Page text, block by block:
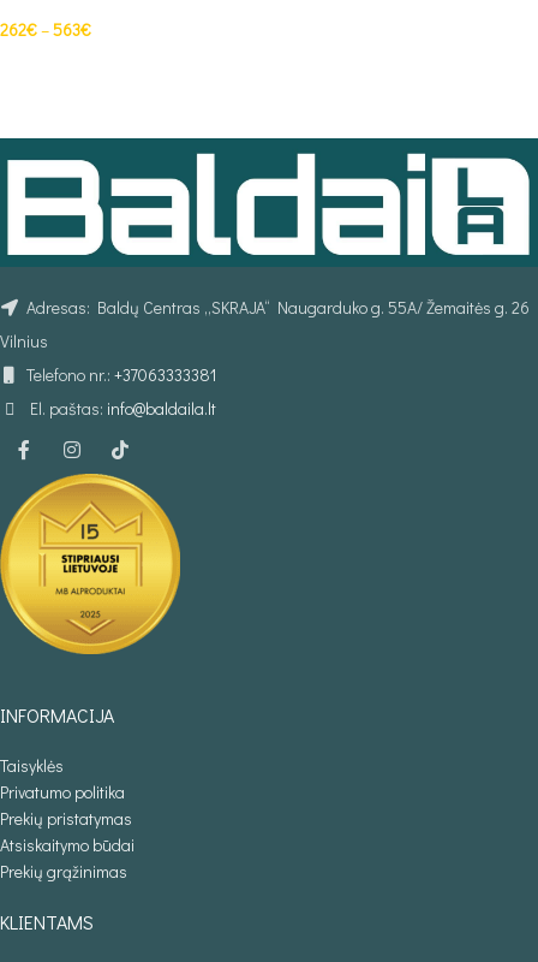
262€–563€
Adresas: Baldų Centras „SKRAJA“ Naugarduko g. 55A/ Žemaitės g. 26
Vilnius
Telefono nr.: +37063333381
El. paštas: info@baldaila.lt
INFORMACIJA
Taisyklės
Privatumo politika
Prekių pristatymas
Atsiskaitymo būdai
Prekių grąžinimas
KLIENTAMS